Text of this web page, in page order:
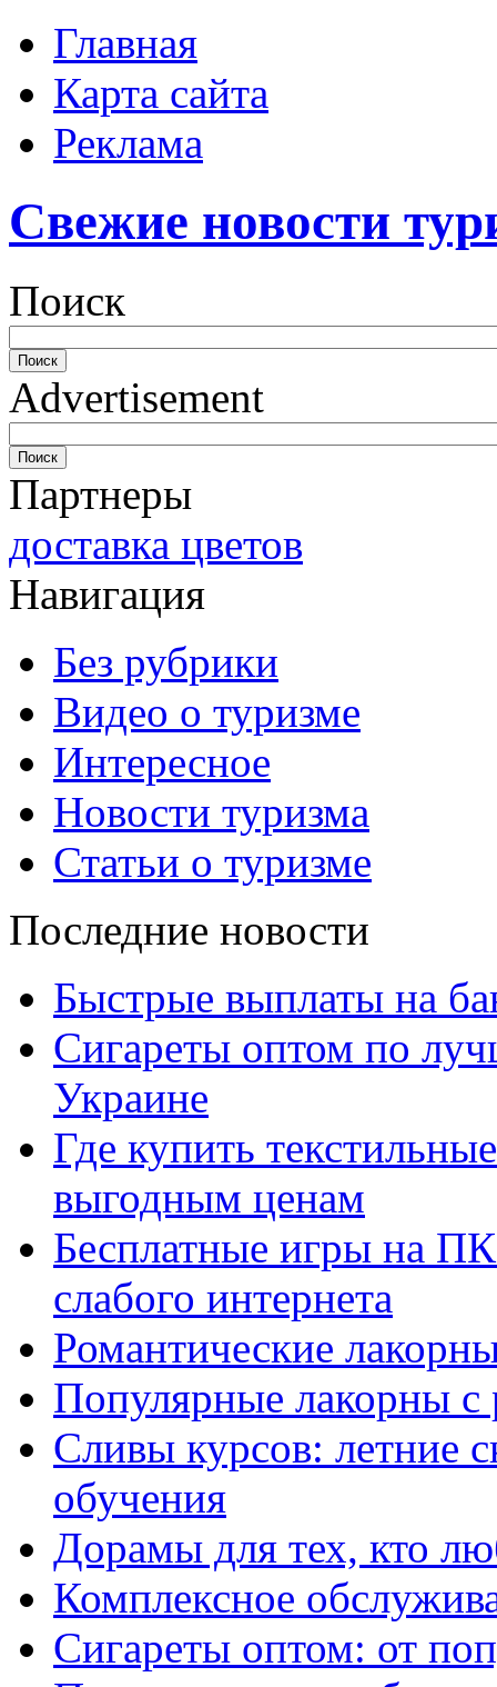
Главная
Карта сайта
Реклама
Свежие новости
Поиск
Advertisement
Партнеры
доставка цветов
Навигация
Без рубрики
Видео о туризме
Интересное
Новости туризма
Статьи о туризме
Последние новости
Быстрые выплаты на
Сигареты оптом по
Украине
Где купить
выгодным ценам
Бесплатные игры на
слабого интернета
Романтические
Популярные лакорны с
Сливы курсов: летние
обучения
Дорамы для тех, кто
Комплексное
Сигареты оптом: от